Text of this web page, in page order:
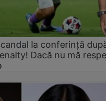
la conferință
Dacă nu mă